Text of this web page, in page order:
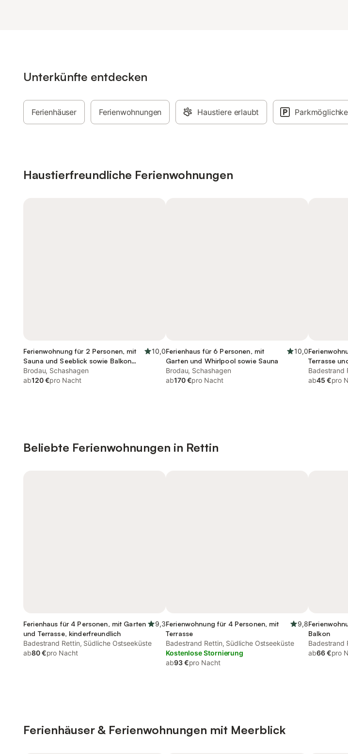
Unterkünfte entdecken
Ferienhäuser Ferienwohnungen Haustiere erlaubt
Haustierfreundliche Ferienwohnungen
Ferienwohnung für 2 Personen, mit
Sauna und Seeblick sowie Balkon
und Ausblick
10,0
Brodau, Schashagen
ab120 €pro Nacht
Ferienhaus für 6 Personen, mit
Garten und Whirlpool sowie Sauna
10,0
Brodau, Schashagen
ab170 €pro Nacht
Terrasse
Badestrand
ab45 €pro
Beliebte Ferienwohnungen in Rettin
Ferienhaus für 4 Personen, mit Garten
und Terrasse, kinderfreundlich
9,3
Badestrand Rettin, Südliche Ostseeküste
ab80 €pro Nacht
Ferienwohnung für 4 Personen, mit
Terrasse
9,8
Badestrand Rettin, Südliche Ostseeküste
Kostenlose Stornierung
ab93 €pro Nacht
Balkon
Badestrand
ab66 €pro
Ferienhäuser & Ferienwohnungen mit Meerblick